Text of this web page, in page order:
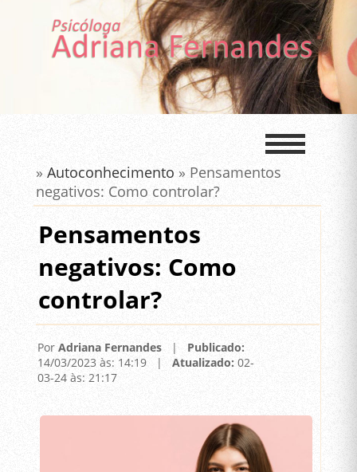
»Autoconhecimento » Pensamentos
negativos: Como controlar?
Pensamentos
negativos: Como
controlar?
Por Adriana Fernandes| Publicado:
14/03/2023 às: 14:19 | Atualizado: 02-
03-24 às: 21:17